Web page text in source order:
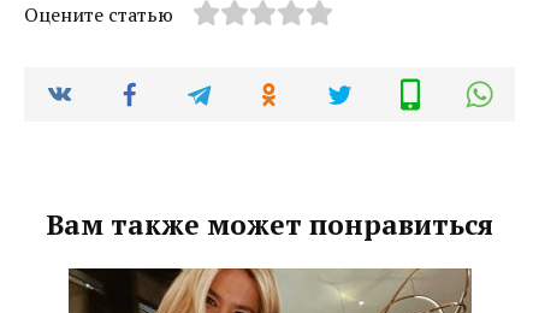
Оцените статью
Вам также может понравиться